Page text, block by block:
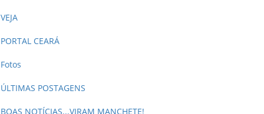
VEJA
PORTAL CEARÁ
Fotos
ÚLTIMAS POSTAGENS
BOAS NOTÍCIAS...VIRAM MANCHETE!